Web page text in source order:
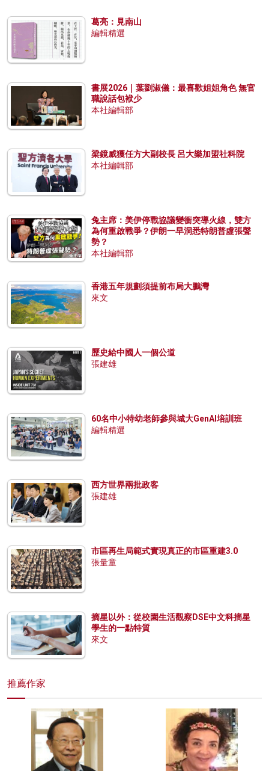
葛亮：見南山
編輯精選
書展2026｜葉劉淑儀：最喜歡姐姐角色 無官
職說話包袱少
本社編輯部
梁鏡威獲任方大副校長 呂大樂加盟社科院
本社編輯部
兔主席：美伊停戰協議變衝突導火線，雙方
為何重啟戰爭？伊朗一早洞悉特朗普虛張聲
勢？
本社編輯部
香港五年規劃須提前布局大鵬灣
來文
歷史給中國人一個公道
張建雄
60名中小特幼老師參與城大GenAI培訓班
編輯精選
西方世界兩批政客
張建雄
市區再生局範式實現真正的市區重建3.0
張量童
摘星以外：從校園生活觀察DSE中文科摘星
學生的一點特質
來文
推薦作家